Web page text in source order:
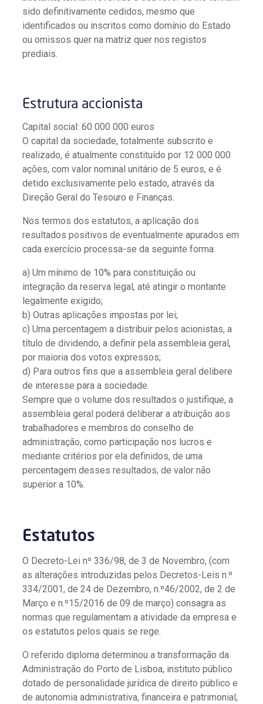
sido definitivamente cedidos, mesmo que
identificados ou inscritos como domínio do Estado
ou omissos quer na matriz quer nos registos
prediais.
Estrutura accionista
Capital social: 60 000 000 euros
O capital da sociedade, totalmente subscrito e
realizado, é atualmente constituído por 12 000 000
ações, com valor nominal unitário de 5 euros, e é
detido exclusivamente pelo estado, através da
Direção Geral do Tesouro e Finanças.
Nos termos dos estatutos, a aplicação dos
resultados positivos de eventualmente apurados em
cada exercício processa-se da seguinte forma:
a) Um mínimo de 10% para constituição ou
integração da reserva legal, até atingir o montante
legalmente exigido;
b) Outras aplicações impostas por lei;
c) Uma percentagem a distribuir pelos acionistas, a
título de dividendo, a definir pela assembleia geral,
por maioria dos votos expressos;
d) Para outros fins que a assembleia geral delibere
de interesse para a sociedade.
Sempre que o volume dos resultados o justifique, a
assembleia geral poderá deliberar a atribuição aos
trabalhadores e membros do conselho de
administração, como participação nos lucros e
mediante critérios por ela definidos, de uma
percentagem desses resultados, de valor não
superior a 10%.
Estatutos
O Decreto-Lei nº 336/98, de 3 de Novembro, (com
as alterações introduzidas pelos Decretos-Leis n.º
334/2001, de 24 de Dezembro, n.º46/2002, de 2 de
Março e n.º15/2016 de 09 de março) consagra as
normas que regulamentam a atividade da empresa e
os estatutos pelos quais se rege.
O referido diploma determinou a transformação da
Administração do Porto de Lisboa, instituto público
dotado de personalidade jurídica de direito público e
de autonomia administrativa, financeira e patrimonial,